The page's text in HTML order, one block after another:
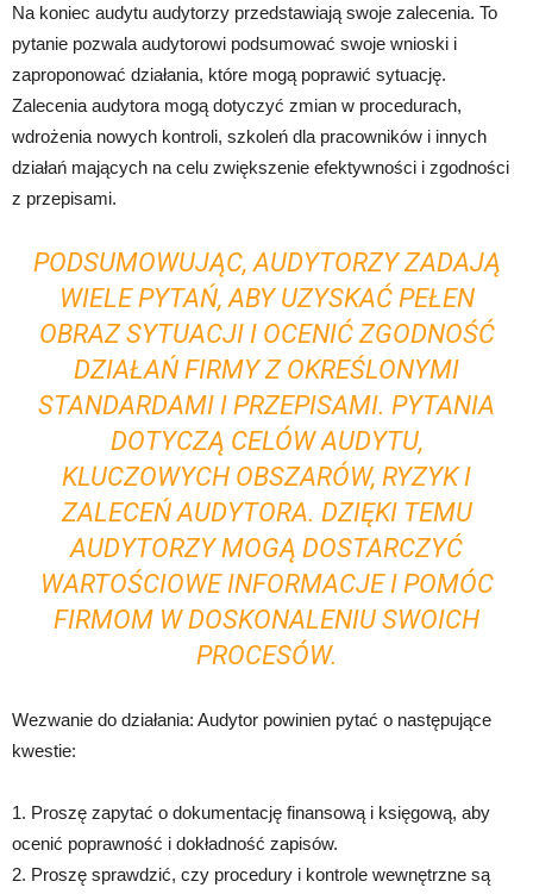
Na koniec audytu audytorzy przedstawiają swoje zalecenia. To
pytanie pozwala audytorowi podsumować swoje wnioski i
zaproponować działania, które mogą poprawić sytuację.
Zalecenia audytora mogą dotyczyć zmian w procedurach,
wdrożenia nowych kontroli, szkoleń dla pracowników i innych
działań mających na celu zwiększenie efektywności i zgodności
z przepisami.
PODSUMOWUJĄC, AUDYTORZY ZADAJĄ
WIELE PYTAŃ, ABY UZYSKAĆ PEŁEN
OBRAZ SYTUACJI I OCENIĆ ZGODNOŚĆ
DZIAŁAŃ FIRMY Z OKREŚLONYMI
STANDARDAMI I PRZEPISAMI. PYTANIA
DOTYCZĄ CELÓW AUDYTU,
KLUCZOWYCH OBSZARÓW, RYZYK I
ZALECEŃ AUDYTORA. DZIĘKI TEMU
AUDYTORZY MOGĄ DOSTARCZYĆ
WARTOŚCIOWE INFORMACJE I POMÓC
FIRMOM W DOSKONALENIU SWOICH
PROCESÓW.
Wezwanie do działania: Audytor powinien pytać o następujące
kwestie:
1. Proszę zapytać o dokumentację finansową i księgową, aby
ocenić poprawność i dokładność zapisów.
2. Proszę sprawdzić, czy procedury i kontrole wewnętrzne są